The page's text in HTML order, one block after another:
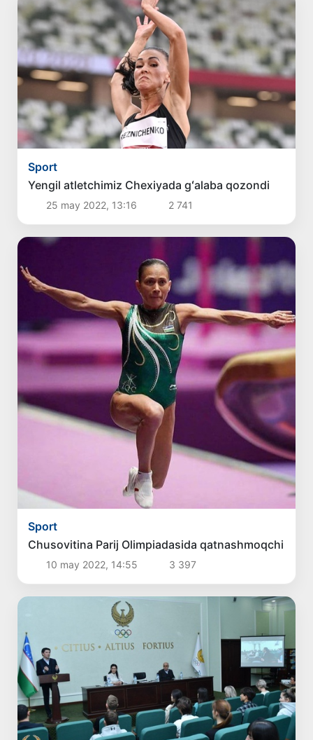
Sport
Yengil atletchimiz Chexiyada gʻalaba qozondi
25 may 2022, 13:16 2 741
Sport
Chusovitina Parij Olimpiadasida qatnashmoqchi
10 may 2022, 14:55 3 397